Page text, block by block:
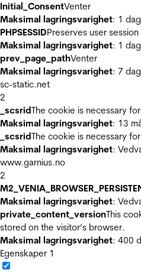
Initial_ConsentVenter
Maksimal lagringsvarighet: 1 dag
PHPSESSIDPreserves user
Maksimal lagringsvarighet: 1 dag
prev_page_pathVenter
Maksimal lagringsvarighet: 7
sc-static.net
2
_scsridThe cookie is necessary
Maksimal lagringsvarighet: 13
_scsridThe cookie is necessary
Maksimal lagringsvarighet:
www.garnius.no
2
Maksimal lagringsvarighet:
private_content_versionThis
stored on the visitor’s browser.
Maksimal lagringsvarighet: 400
Egenskaper 1